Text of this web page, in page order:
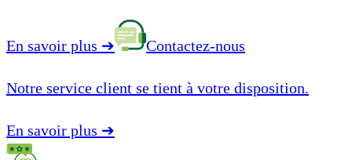
En savoir plus ➔ Contactez-nous
Notre service client se tient à votre disposition.
En savoir plus ➔